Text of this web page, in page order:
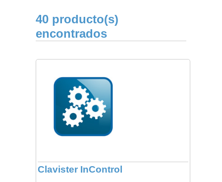
40 producto(s)
encontrados
Clavister InControl